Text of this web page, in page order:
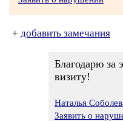
+ добавить замечания
Благодарю за
визиту!
Наталья
Заявить о